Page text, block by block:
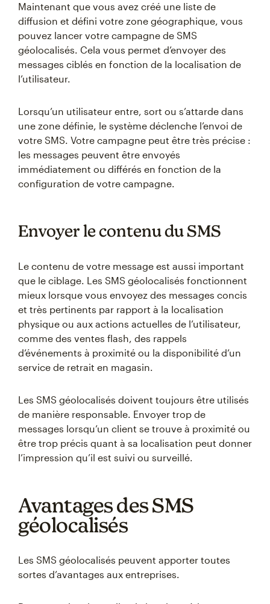
Maintenant que vous avez créé une liste de
diffusion et défini votre zone géographique, vous
pouvez lancer votre campagne de SMS
géolocalisés. Cela vous permet d’envoyer des
messages ciblés en fonction de la localisation de
l’utilisateur.
Lorsqu’un utilisateur entre, sort ou s’attarde dans
une zone définie, le système déclenche l’envoi de
votre SMS. Votre campagne peut être très précise :
les messages peuvent être envoyés
immédiatement ou différés en fonction de la
configuration de votre campagne.
Envoyer le contenu du SMS
Le contenu de votre message est aussi important
que le ciblage. Les SMS géolocalisés fonctionnent
mieux lorsque vous envoyez des messages concis
et très pertinents par rapport à la localisation
physique ou aux actions actuelles de l’utilisateur,
comme des ventes flash, des rappels
d’événements à proximité ou la disponibilité d’un
service de retrait en magasin.
Les SMS géolocalisés doivent toujours être utilisés
de manière responsable. Envoyer trop de
messages lorsqu’un client se trouve à proximité ou
être trop précis quant à sa localisation peut donner
l’impression qu’il est suivi ou surveillé.
Avantages des SMS
géolocalisés
Les SMS géolocalisés peuvent apporter toutes
sortes d’avantages aux entreprises.